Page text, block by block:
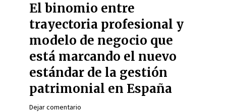
El binomio entre
trayectoria profesional y
modelo de negocio que
está marcando el nuevo
estándar de la gestión
patrimonial en España
Dejar comentario